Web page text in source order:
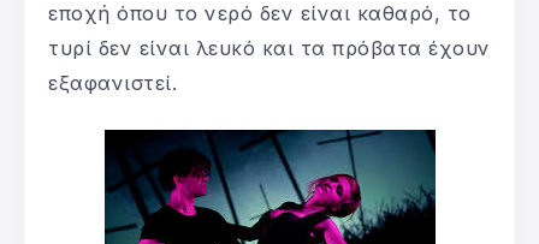
εποχή όπου το νερό δεν είναι καθαρό, το
τυρί δεν είναι λευκό και τα πρόβατα έχουν
εξαφανιστεί.